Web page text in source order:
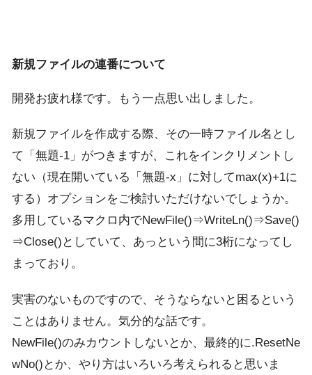
新規ファイルの連番について
開発お疲れ様です。もう一点思い出しました。
新規ファイルを作成する際、その一時ファイル名とし
て「無題-1」がつきますが、これをインクリメントし
ない（現在開いている「無題-x」に対してmax(x)+1に
する）オプションをご検討いただけないでしょうか。
多用しているマクロ内でNewFile()⇒WriteLn()⇒Save()
⇒Close()としていて、あっという間に3桁になってし
まっており。
実害のないものですので、そうならないと困るという
ことはありません。気分的な話です。
NewFile()のみカウントしないとか、最終的に.ResetNe
wNo()とか、やり方はいろいろ考えられると思いま